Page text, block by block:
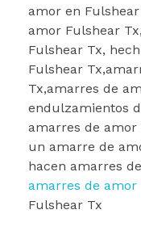
amor en
amor Fulshear
Fulshear Tx,
Fulshear
Tx,amarres de
endulzamientos
amarres de amor
un amarre de
hacen amarres
amarres de amor
Fulshear Tx